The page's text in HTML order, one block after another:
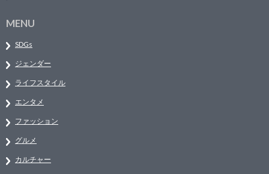
MENU
SDGs
ジェンダー
ライフスタイル
エンタメ
ファッション
グルメ
カルチャー